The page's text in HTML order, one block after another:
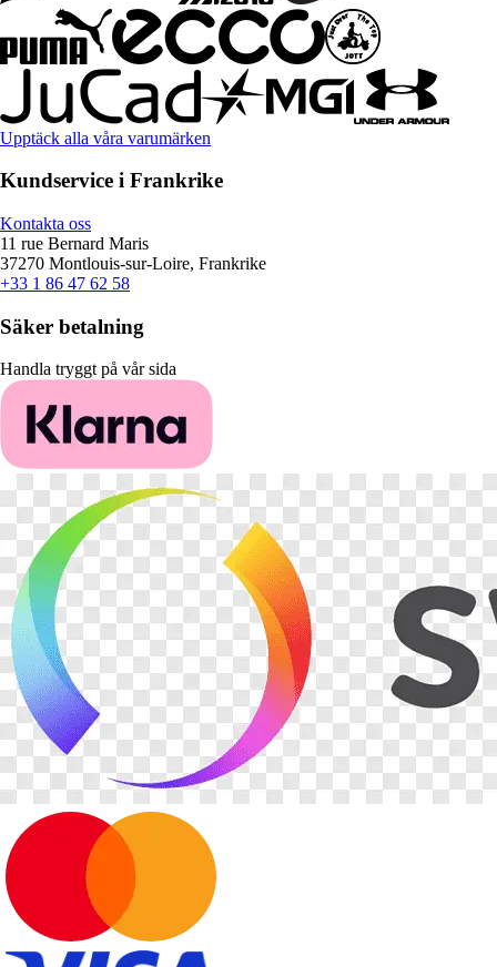
Upptäck alla våra varumärken
Kundservice i Frankrike
Kontakta oss
11 rue Bernard Maris
37270 Montlouis-sur-Loire, Frankrike
+33 1 86 47 62 58
Säker betalning
Handla tryggt på vår sida